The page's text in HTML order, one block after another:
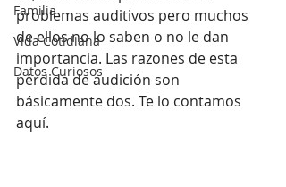
Familia
Vida Cotidiana
Datos Curiosos
problemas auditivos pero muchos
de ellos no lo saben o no le dan
importancia. Las razones de esta
pérdida de audición son
básicamente dos. Te lo contamos
aquí.